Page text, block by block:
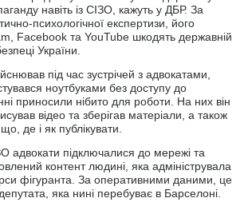
навіть із СІЗО, кажуть у ДБР. За
психологічної експертизи, його
Facebook та YouTube шкодять державній
України.
під час зустрічей з адвокатами,
ноутбуками без доступу до
приносили нібито для роботи. На них він
відео та зберігав матеріали, а також
де і як публікувати.
адвокати підключалися до мережі та
контент людині, яка адмініструвала
фігуранта. За оперативними даними, це
яка нині перебуває в Барселоні.